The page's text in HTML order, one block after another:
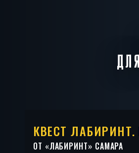
КВЕСТ
ОТ «ЛАБИРИНТ» САМАРА